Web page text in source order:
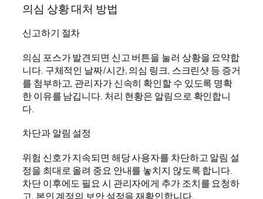
의심 상황 대처 방법
신고하기 절차
의심 포스가 발견되면 신고 버튼을 눌러 상황을 요약합
니다. 구체적인 날짜/시간, 의심 링크, 스크린샷 등 증거
를 첨부하고, 관리자가 신속히 확인할 수 있도록 명확
한 이유를 남깁니다. 처리 현황은 알림으로 확인합니
다.
차단과 알림 설정
위험 신호가 지속되면 해당 사용자를 차단하고 알림 설
정을 최대로 올려 중요 안내를 놓치지 않도록 합니다.
차단 이후에도 필요 시 관리자에게 추가 조치를 요청하
고, 본인 계정의 보안 설정을 재확인합니다.